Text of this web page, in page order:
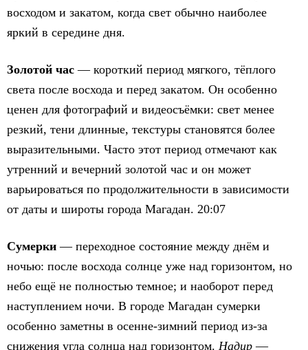
восходом и закатом, когда свет обычно наиболее
яркий в середине дня.
Золотой час — короткий период мягкого, тёплого
света после восхода и перед закатом. Он особенно
ценен для фотографий и видеосъёмки: свет менее
резкий, тени длинные, текстуры становятся более
выразительными. Часто этот период отмечают как
утренний и вечерний золотой час и он может
варьироваться по продолжительности в зависимости
от даты и широты города Магадан. 20:07
Сумерки — переходное состояние между днём и
ночью: после восхода солнце уже над горизонтом, но
небо ещё не полностью темное; и наоборот перед
наступлением ночи. В городе Магадан сумерки
особенно заметны в осенне-зимний период из-за
снижения угла солнца над горизонтом. Надир —